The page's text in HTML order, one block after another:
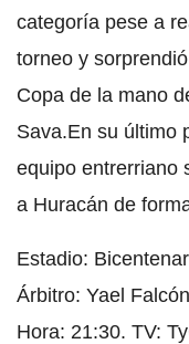
categoría pese a
torneo y
Copa de la mano
Sava.En su último
equipo entrerriano
a Huracán de
Estadio:
Árbitro: Yael
Hora: 21:30. TV: